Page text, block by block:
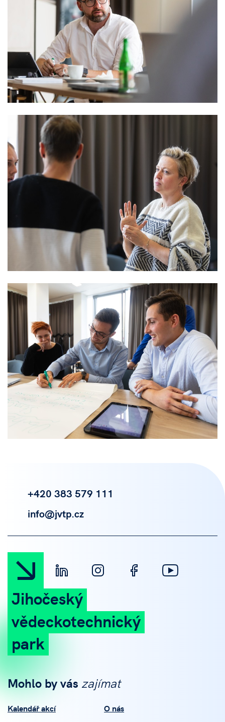
+420 383 579 111
info@jvtp.cz
Jihočeský
vědeckotechnický
park
Mohlo by vás zajímat
Kalendář akcí
O nás